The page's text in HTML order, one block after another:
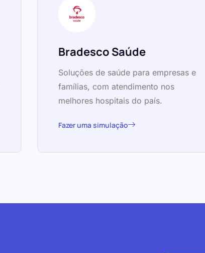
Bradesco Saúde
Soluções de saúde para empresas e
famílias, com atendimento nos
melhores hospitais do país.
Fazer uma simulação